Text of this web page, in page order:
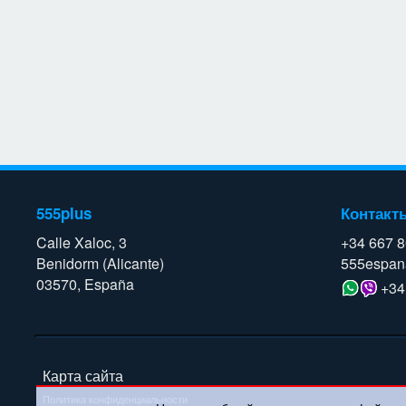
555plus
Calle Xaloc, 3
Benidorm (Alicante)
03570, España
+34 667
Карта сайта